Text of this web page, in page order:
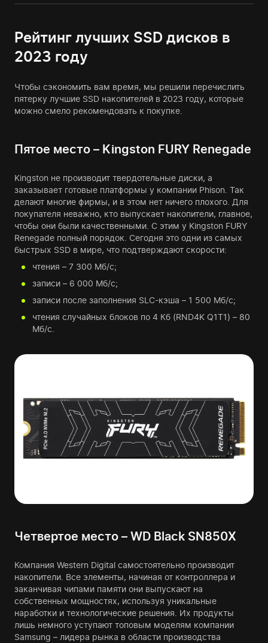
Рейтинг лучших SSD дисков в
2023 году
Чтобы сэкономить вам время, мы решили перечислить
пятерку лучшие SSD накопителей в 2023 году, которые
можно смело рекомендовать к покупке.
Пятое место – Kingston FURY Renegade
Kingston не производит твердотельные диски, а
заказывает готовые платформы у компании Phison. Так
делают многие фирмы, и в этом нет ничего плохого. Для
покупателя неважно, кто выпускает накопители, главное,
чтобы они были качественными. С этим у Kingston FURY
Renegade полный порядок. Сегодня это одни из самых
быстрых SSD в мире, что подтверждают скорости:
чтения – 7 300 Мб/с;
записи – 6 000 Мб/с;
записи после заполнения SLC-кэша – 1 500 Мб/с;
чтения случайных блоков по 4 Кб (RND4K Q1T1) – 80
Мб/с.
Четвертое место – WD Black SN850X
Компания Western Digital самостоятельно производит
накопители. Все элементы, начиная от контроллера и
заканчивая чипами памяти они выпускают на
собственных мощностях, используя уникальные
наработки и технологические решения. Их продукты
лишь немного уступают топовым моделям компании
Samsung – лидера рынка в области производства